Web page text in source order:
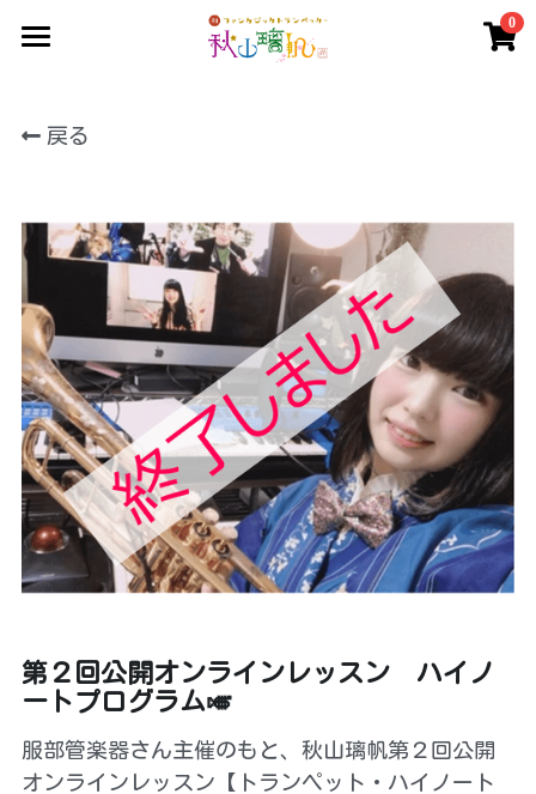
0
お仕事について
ショップ
レッスン
ギャラリー
ファンクラブ
トランペットコラム
ダウンロード
お問い合わせ
検索
ファンクラブサイトにログイン
戻る
第２回公開オンラインレッスン ハイノ
ートプログラム🎺
服部管楽器さん主催のもと、秋山璃帆第２回公開
オンラインレッスン【トランペット・ハイノート
×
ストアカテゴリー
すべてのカテゴリー